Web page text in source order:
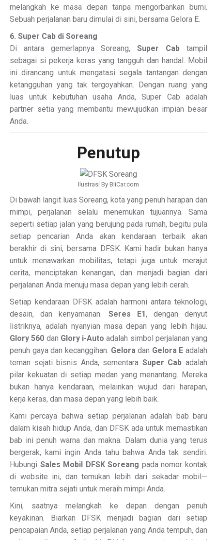
melangkah ke masa depan tanpa mengorbankan bumi.
Sebuah perjalanan baru dimulai di sini, bersama Gelora E.
6. Super Cab di Soreang
Di antara gemerlapnya Soreang,Super Cab tampil
sebagai si pekerja keras yang tangguh dan handal. Mobil
ini dirancang untuk mengatasi segala tantangan dengan
ketangguhan yang tak tergoyahkan. Dengan ruang yang
luas untuk kebutuhan usaha Anda, Super Cab adalah
partner setia yang membantu mewujudkan impian besar
Anda.
Penutup
Ilustrasi By BliCar.com
Di bawah langit luas Soreang, kota yang penuh harapan dan
mimpi, perjalanan selalu menemukan tujuannya. Sama
seperti setiap jalan yang berujung pada rumah, begitu pula
setiap pencarian Anda akan kendaraan terbaik akan
berakhir di sini, bersama DFSK. Kami hadir bukan hanya
untuk menawarkan mobilitas, tetapi juga untuk merajut
cerita, menciptakan kenangan, dan menjadi bagian dari
perjalanan Anda menuju masa depan yang lebih cerah.
Setiap kendaraan DFSK adalah harmoni antara teknologi,
desain, dan kenyamanan. Seres E1, dengan denyut
listriknya, adalah nyanyian masa depan yang lebih hijau.
Glory 560 dan Glory i-Auto adalah simbol perjalanan yang
penuh gaya dan kecanggihan. Geloradan Gelora E adalah
teman sejati bisnis Anda, sementara Super Cab adalah
pilar kekuatan di setiap medan yang menantang. Mereka
bukan hanya kendaraan, melainkan wujud dari harapan,
kerja keras, dan masa depan yang lebih baik.
Kami percaya bahwa setiap perjalanan adalah bab baru
dalam kisah hidup Anda, dan DFSK ada untuk memastikan
bab ini penuh warna dan makna. Dalam dunia yang terus
bergerak, kami ingin Anda tahu bahwa Anda tak sendiri.
Hubungi Sales Mobil DFSK Soreang pada nomor kontak
di website ini, dan temukan lebih dari sekadar mobil—
temukan mitra sejati untuk meraih mimpi Anda.
Kini, saatnya melangkah ke depan dengan penuh
keyakinan. Biarkan DFSK menjadi bagian dari setiap
pencapaian Anda, setiap perjalanan yang Anda tempuh, dan